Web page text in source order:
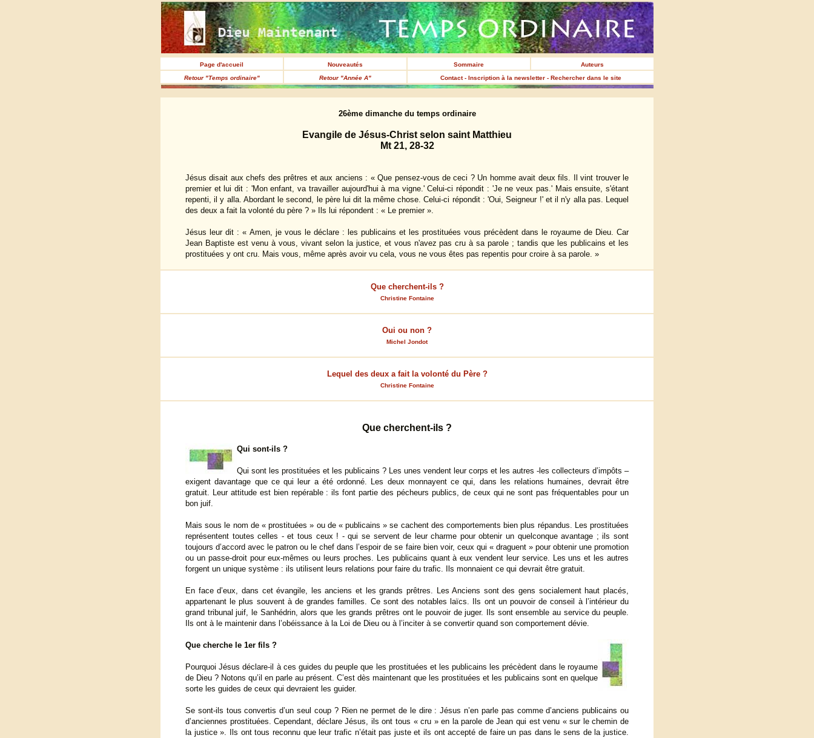
Page d'accueil Nouveautés Sommaire
Auteurs
Retour "Temps ordinaire"
Retour "Année A" Contact - Inscription à la newsletter - Rechercher dans le site
26ème dimanche du temps ordinaire
Evangile de Jésus-Christ selon saint Matthieu
Mt 21, 28-32
Jésus disait aux chefs des prêtres et aux anciens : « Que pensez-vous de ceci ? Un homme avait deux fils. Il vint trouver le
premier et lui dit : 'Mon enfant, va travailler aujourd'hui à ma vigne.' Celui-ci répondit : 'Je ne veux pas.' Mais ensuite, s'étant
repenti, il y alla. Abordant le second, le père lui dit la même chose. Celui-ci répondit : 'Oui, Seigneur !' et il n'y alla pas. Lequel
des deux a fait la volonté du père ? » Ils lui répondent : « Le premier ».
Jésus leur dit : « Amen, je vous le déclare : les publicains et les prostituées vous précèdent dans le royaume de Dieu. Car
Jean Baptiste est venu à vous, vivant selon la justice, et vous n'avez pas cru à sa parole ; tandis que les publicains et les
prostituées y ont cru. Mais vous, même après avoir vu cela, vous ne vous êtes pas repentis pour croire à sa parole. »
Que cherchent-ils ?
Christine Fontaine
Oui ou non ?
Michel Jondot
Lequel des deux a fait la volonté du Père ?
Christine Fontaine
Que cherchent-ils ?
Qui sont-ils ?
Qui sont les prostituées et les publicains ? Les unes vendent leur corps et les autres -les collecteurs d’impôts –
exigent davantage que ce qui leur a été ordonné. Les deux monnayent ce qui, dans les relations humaines, devrait être
gratuit. Leur attitude est bien repérable : ils font partie des pécheurs publics, de ceux qui ne sont pas fréquentables pour un
bon juif.
Mais sous le nom de « prostituées » ou de « publicains » se cachent des comportements bien plus répandus. Les prostituées
représentent toutes celles - et tous ceux ! - qui se servent de leur charme pour obtenir un quelconque avantage ; ils sont
toujours d’accord avec le patron ou le chef dans l’espoir de se faire bien voir, ceux qui « draguent » pour obtenir une promotion
ou un passe-droit pour eux-mêmes ou leurs proches. Les publicains quant à eux vendent leur service. Les uns et les autres
forgent un unique système : ils utilisent leurs relations pour faire du trafic. Ils monnaient ce qui devrait être gratuit.
En face d’eux, dans cet évangile, les anciens et les grands prêtres. Les Anciens sont des gens socialement haut placés,
appartenant le plus souvent à de grandes familles. Ce sont des notables laïcs. Ils ont un pouvoir de conseil à l’intérieur du
grand tribunal juif, le Sanhédrin, alors que les grands prêtres ont le pouvoir de juger. Ils sont ensemble au service du peuple.
Ils ont à le maintenir dans l’obéissance à la Loi de Dieu ou à l’inciter à se convertir quand son comportement dévie.
Que cherche le 1er fils ?
Pourquoi Jésus déclare-il à ces guides du peuple que les prostituées et les publicains les précèdent dans le royaume
de Dieu ? Notons qu’il en parle au présent. C’est dès maintenant que les prostituées et les publicains sont en quelque
sorte les guides de ceux qui devraient les guider.
Se sont-ils tous convertis d’un seul coup ? Rien ne permet de le dire : Jésus n’en parle pas comme d’anciens publicains ou
d’anciennes prostituées. Cependant, déclare Jésus, ils ont tous « cru » en la parole de Jean qui est venu « sur le chemin de
la justice ». Ils ont tous reconnu que leur trafic n’était pas juste et ils ont accepté de faire un pas dans le sens de la justice.